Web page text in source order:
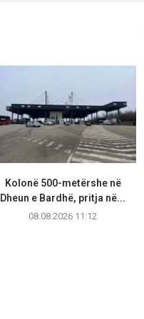
Kolonë 500-metërshe në
Dheun e Bardhë, pritja në...
08.08.2026 11:12